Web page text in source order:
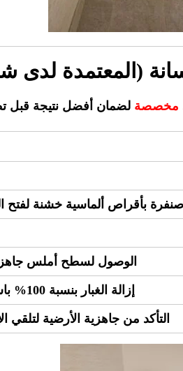
(المعتمدة لدى
مخصصة لضمان أفضل نتيجة قبل
صنفرة بأقراص ألماسية خشنة لفتح
الوصول لسطح أملس جاهز
إزالة الغبار بنسبة 100% باستخدام معدات شفط احترافية.
التأكد من جاهزية الأرضية